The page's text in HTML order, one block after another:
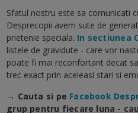
Sfatul nostru este sa comunicati
Desprecopii avem sute de
prietenie speciala. In sectiunea
listele de gravidute - care vor
poate fi mai reconfortant decat
trec exact prin aceleasi stari si
→ Cauta si pe Facebook
grup pentru fiecare luna -